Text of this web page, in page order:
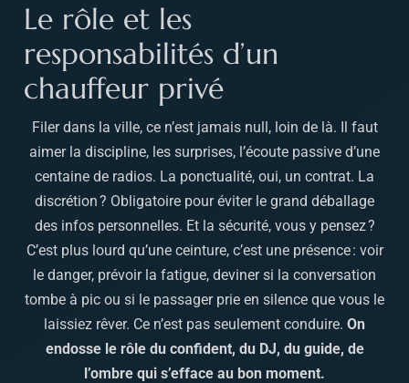
Le rôle et les
responsabilités d’un
chauffeur privé
Filer dans la ville, ce n’est jamais null, loin de là. Il faut
aimer la discipline, les surprises, l’écoute passive d’une
centaine de radios. La ponctualité, oui, un contrat. La
discrétion ? Obligatoire pour éviter le grand déballage
des infos personnelles. Et la sécurité, vous y pensez ?
C’est plus lourd qu’une ceinture, c’est une présence : voir
le danger, prévoir la fatigue, deviner si la conversation
tombe à pic ou si le passager prie en silence que vous le
laissiez rêver. Ce n’est pas seulement conduire. On
endosse le rôle du confident, du DJ, du guide, de
l’ombre qui s’efface au bon moment.